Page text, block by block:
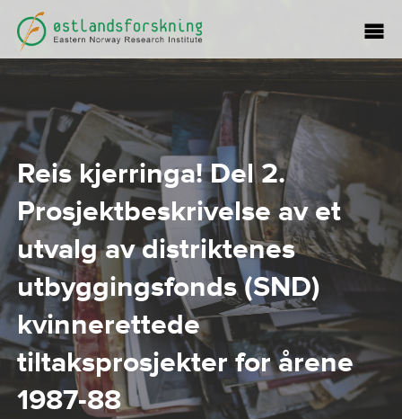
Reis kjerringa! Del 2.
Prosjektbeskrivelse av et
utvalg av distriktenes
utbyggingsfonds (SND)
kvinnerettede
tiltaksprosjekter for årene
1987-88